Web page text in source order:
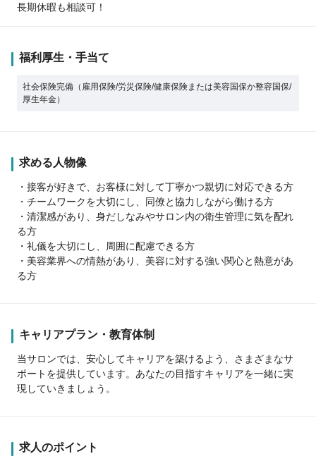
長期休暇も相談可！
福利厚生・手当て
社会保険完備（雇用保険/労災保険/健康保険または美容国保か整容国保/
厚生年金）
求める人物像
・接客が好きで、お客様に対して丁寧かつ親切に対応できる方
・チームワークを大切にし、同僚と協力しながら働ける方
・清潔感があり、身だしなみやサロン内の衛生管理に気を配れ
る方
・礼儀を大切にし、周囲に配慮できる方
・美容業界への情熱があり、美容に対する強い関心と熱意があ
る方
キャリアプラン・教育体制
当サロンでは、安心してキャリアを築けるよう、さまざまなサ
ポートを提供しています。あなたの目指すキャリアを一緒に実
現していきましょう。
求人のポイント